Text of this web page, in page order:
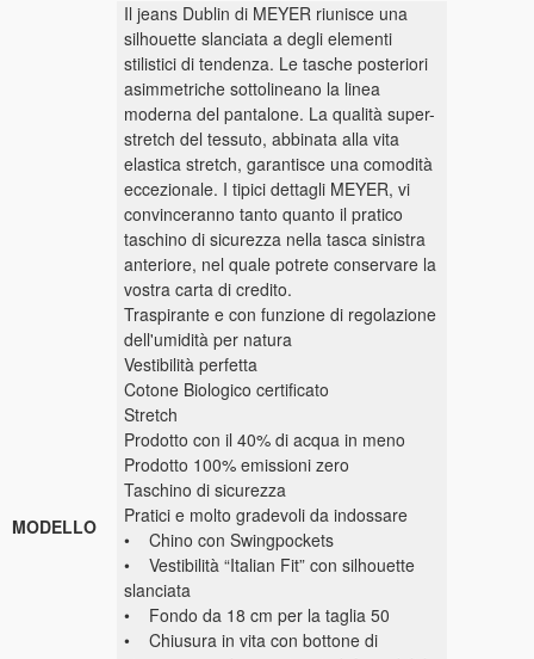
MODELLO
Il jeans Dublin di MEYER riunisce una
silhouette slanciata a degli elementi
stilistici di tendenza. Le tasche posteriori
asimmetriche sottolineano la linea
moderna del pantalone. La qualità super-
stretch del tessuto, abbinata alla vita
elastica stretch, garantisce una comodità
eccezionale. I tipici dettagli MEYER, vi
convinceranno tanto quanto il pratico
taschino di sicurezza nella tasca sinistra
anteriore, nel quale potrete conservare la
vostra carta di credito.
Traspirante e con funzione di regolazione
dell'umidità per natura
Vestibilità perfetta
Cotone Biologico certificato
Stretch
Prodotto con il 40% di acqua in meno
Prodotto 100% emissioni zero
Taschino di sicurezza
Pratici e molto gradevoli da indossare
• Chino con Swingpockets
• Vestibilità “Italian Fit” con silhouette
slanciata
• Fondo da 18 cm per la taglia 50
• Chiusura in vita con bottone di